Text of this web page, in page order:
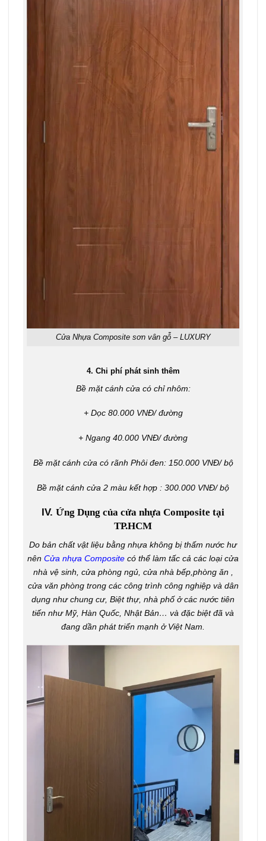
Cửa Nhựa Composite sơn vân gỗ – LUXURY
4. Chi phí phát sinh thêm
Bề mặt cánh cửa có chỉ nhôm:
+ Dọc 80.000 VNĐ/ đường
+ Ngang 40.000 VNĐ/ đường
Bề mặt cánh cửa có rãnh Phôi đen: 150.000 VNĐ/ bộ
Bề mặt cánh cửa 2 màu kết hợp : 300.000 VNĐ/ bộ
IV. Ứng Dụng của cửa nhựa Composite tại
TP.HCM
Do bản chất vật liệu bằng nhựa không bị thấm nước hư
nên Cửa nhựa Composite có thể làm tấc cả các loại cửa
nhà vệ sinh, cửa phòng ngủ, cửa nhà bếp,phòng ăn ,
cửa văn phòng trong các công trình công nghiệp và dân
dụng như chung cư, Biệt thự, nhà phố ở các nước tiên
tiến như Mỹ, Hàn Quốc, Nhật Bản… và đặc biệt đã và
đang dần phát triển mạnh ở Việt Nam.